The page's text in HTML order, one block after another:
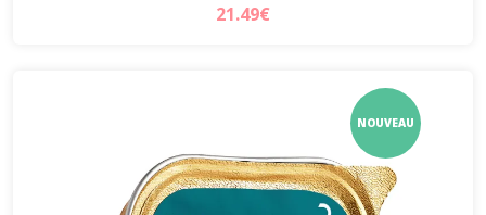
21.49€
NOUVEAU